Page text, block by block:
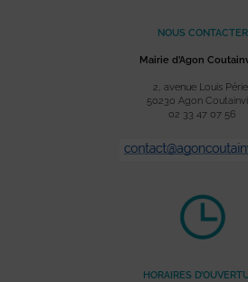
NOUS CONTACTER
Mairie d’Agon
2, avenue Louis
50230 Agon
02 33 47 07 56
HORAIRES